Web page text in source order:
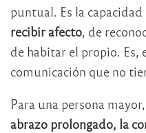
puntual. Es la capacidad
recibir afecto, de
de habitar el propio.
comunicación que no
Para una persona
abrazo prolongado, la